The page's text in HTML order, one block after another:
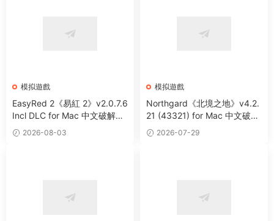
模拟遊戲
EasyRed 2《易紅 2》v2.0.7.6
Incl DLC for Mac 中文破解版
二戰題材第一人稱射擊遊戲
2026-08-03
模拟遊戲
Northgard《北境之地》v4.2.
21 (43321) for Mac 中文破解
版 維京題材戰略模拟遊戲
2026-07-29